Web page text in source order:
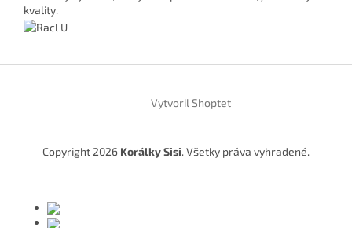
kvality.
Vytvoril Shoptet
Copyright 2026 Korálky Sisi. Všetky práva vyhradené.